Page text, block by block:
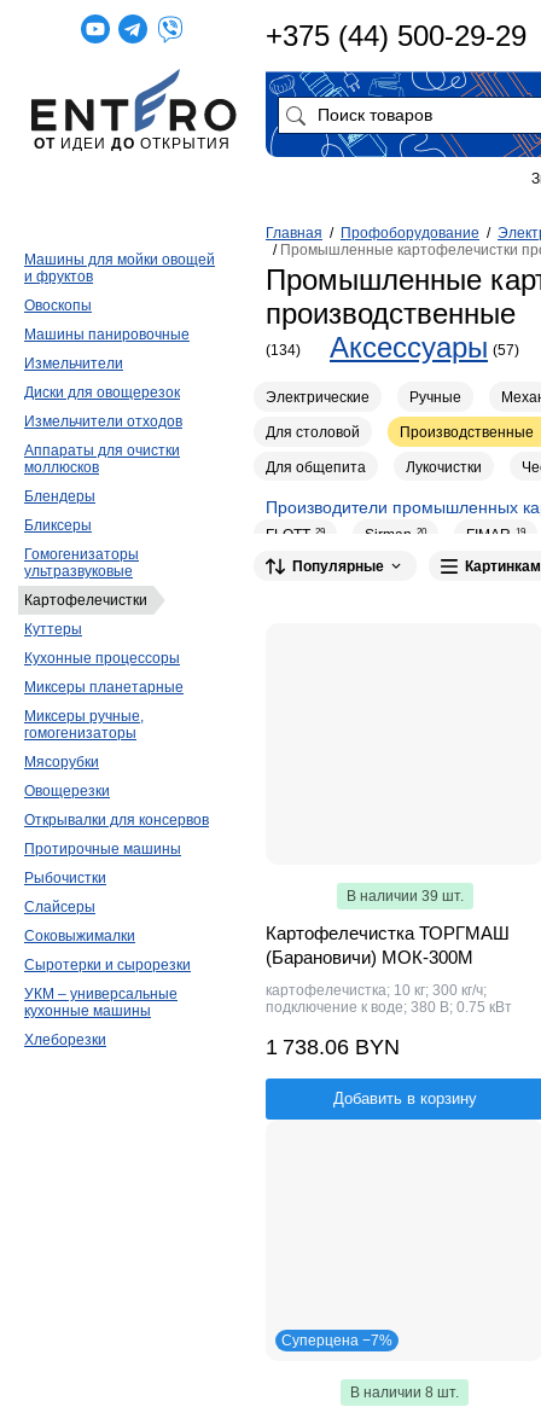
Главная / Профоборудование /
/ Промышленные картофелечистки
Промышленные
производственные
(134) Аксессуары (57)
Электрические Ручные
Для столовой Производственные
Для общепита Лукочистки
Производители промышленных
FLOTT 29 Sirman 20 FIMAR 19
OZTI 9 Abat 9 CanCan 9
Популярные
В наличии 39 шт.
Картофелечистка ТОРГМАШ
(Барановичи) МОК-300М
картофелечистка; 10 кг; 300 кг/ч;
подключение к воде; 380 В; 0.75 кВт
1 738.06 BYN
Добавить в корзину
Суперцена −7%
В наличии 8 шт.
Машины для мойки овощей
и фруктов
Овоскопы
Машины панировочные
Измельчители
Диски для овощерезок
Измельчители отходов
Аппараты для очистки
моллюсков
Блендеры
Бликсеры
Гомогенизаторы
ультразвуковые
Картофелечистки
Куттеры
Кухонные процессоры
Миксеры планетарные
Миксеры ручные,
гомогенизаторы
Мясорубки
Овощерезки
Открывалки для консервов
Протирочные машины
Рыбочистки
Слайсеры
Соковыжималки
Сыротерки и сырорезки
УКМ – универсальные
кухонные машины
Хлеборезки
ОТ ИДЕИ ДО ОТКРЫТИЯ
+375 (44) 500-29-29